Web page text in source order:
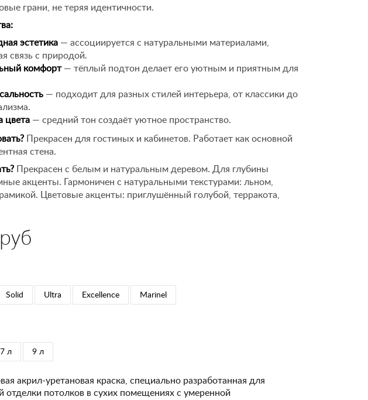
грани, не теряя идентичности.
эстетика — ассоциируется с натуральными материалами,
связь с природой.
комфорт— тёплый подтон делает его уютным и приятным для
— подходит для разных стилей интерьера, от классики до
цвета — средний тон создаёт уютное пространство.
Прекрасен для гостиных и кабинетов. Работает как основной
стена.
Прекрасен с белым и натуральным деревом. Для глубины
акценты. Гармоничен с натуральными текстурами: льном,
Цветовые акценты: приглушённый голубой, терракота,
Solid Ultra Excellence Marinel
л 9 л
акрил-уретановая краска, специально разработанная для
отделки потолков в сухих помещениях с умеренной